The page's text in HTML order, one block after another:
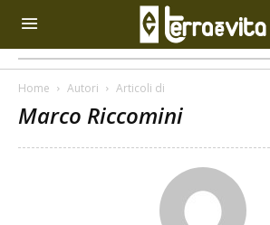
Home Autori Articoli di
Marco Riccomini